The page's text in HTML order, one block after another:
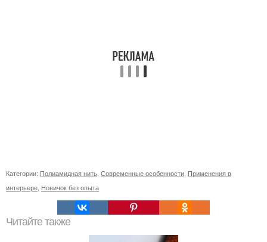
Категории: Полиамидная нить Современные особенности Применения в
интерьере Новичок без опыта
Читайте также